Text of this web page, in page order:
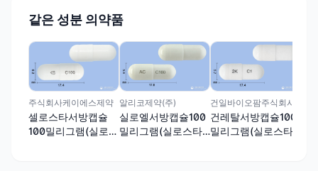
같은 성분 의약품
주식회사케이에스제약
셀로스타서방캡슐
100밀리그램(실로스
알리코제약(주)
실로엘서방캡슐100
밀리그램(실로스타
건일바이오팜주식회사
건레탈서방캡슐100
밀리그램(실로스타